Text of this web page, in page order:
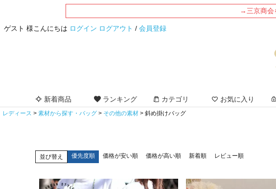
→三京商会
ゲスト 様こんにちは ログイン ログアウト / 会員登録
新着商品 ランキング カテゴリ お気に入り
レディース 素材から探す・バッグ その他の素材 斜め掛けバッグ
並び替え 優先度順 価格が安い順 価格が高い順 新着順 レビュー順